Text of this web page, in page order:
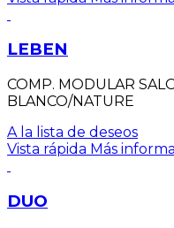
LEBEN
COMP. MODULAR
BLANCO/NATURE
A la lista de deseos
Vista rápida Más
DUO